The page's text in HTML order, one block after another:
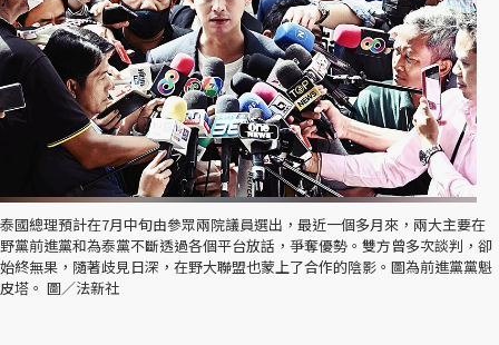
泰國總理預計在7月中旬由參眾兩院議員選出，最近一個多月來，兩大主要在
野黨前進黨和為泰黨不斷透過各個平台放話，爭奪優勢。雙方曾多次談判，卻
始終無果，隨著歧見日深，在野大聯盟也蒙上了合作的陰影。圖為前進黨黨魁
皮塔。 圖／法新社